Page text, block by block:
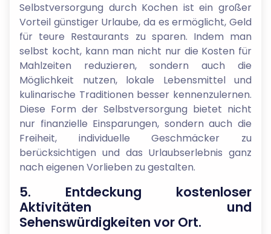
Selbstversorgung durch Kochen ist ein großer
Vorteil günstiger Urlaube, da es ermöglicht, Geld
für teure Restaurants zu sparen. Indem man
selbst kocht, kann man nicht nur die Kosten für
Mahlzeiten reduzieren, sondern auch die
Möglichkeit nutzen, lokale Lebensmittel und
kulinarische Traditionen besser kennenzulernen.
Diese Form der Selbstversorgung bietet nicht
nur finanzielle Einsparungen, sondern auch die
Freiheit, individuelle Geschmäcker zu
berücksichtigen und das Urlaubserlebnis ganz
nach eigenen Vorlieben zu gestalten.
5. Entdeckung kostenloser
Aktivitäten und
Sehenswürdigkeiten vor Ort.